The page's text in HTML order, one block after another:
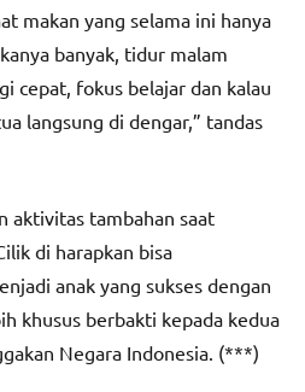
makan yang selama ini hanya
banyak, tidur malam
cepat, fokus belajar dan kalau
langsung di dengar,” tandas
aktivitas tambahan saat
di harapkan bisa
anak yang sukses dengan
khusus berbakti kepada kedua
Negara Indonesia. (***)